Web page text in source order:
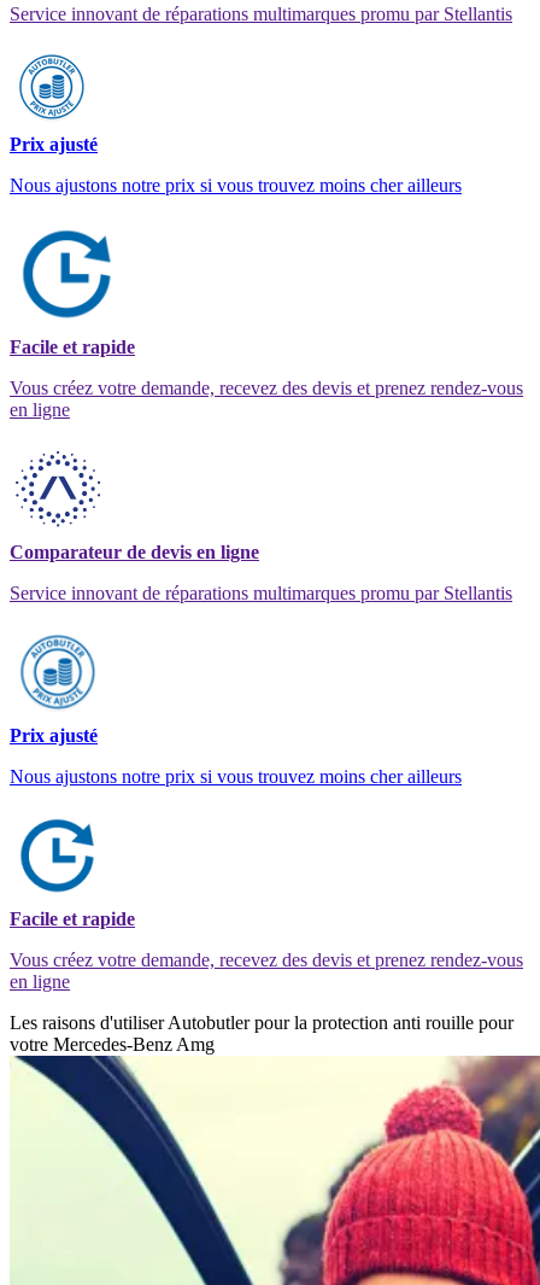
Service innovant de réparations multimarques promu par Stellantis
Prix ajusté
Nous ajustons notre prix si vous trouvez moins cher ailleurs
Facile et rapide
Vous créez votre demande, recevez des devis et prenez rendez-vous
en ligne
Comparateur de devis en ligne
Service innovant de réparations multimarques promu par Stellantis
Prix ajusté
Nous ajustons notre prix si vous trouvez moins cher ailleurs
Facile et rapide
Vous créez votre demande, recevez des devis et prenez rendez-vous
en ligne
Les raisons d'utiliser Autobutler pour la protection anti rouille pour
votre Mercedes-Benz Amg